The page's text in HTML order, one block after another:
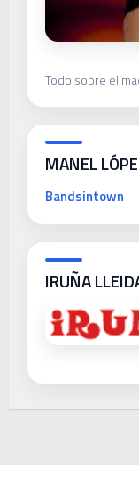
Todo sobre el
MANEL
Bandsintown
IRUÑA